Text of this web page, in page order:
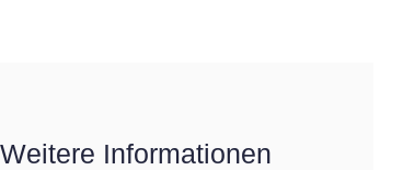
Weitere Informationen